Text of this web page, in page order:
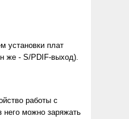
установки плат
же - S/PDIF-выход).
работы с
можно заряжать